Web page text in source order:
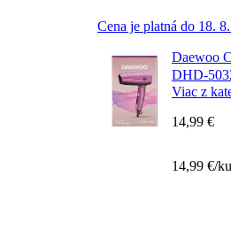
Cena je platná do 18.
Daewoo
DHD-
Viac z
14,99 €
14,99 €/